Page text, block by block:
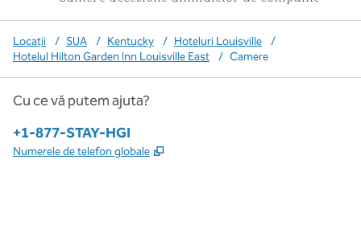
Locații / SUA / Kentucky / Hoteluri Louisville
/
Hotelul Hilton Garden Inn Louisville East
/ Camere
Cu ce vă putem ajuta?
Telefon:
+1-877-STAY-HGI
Numerele de telefon globale ,